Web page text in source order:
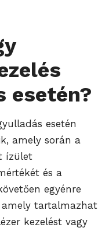
esetén?
esetén
amely során a
ízület
és a
egyénre
amely tartalmazhat
kezelést vagy